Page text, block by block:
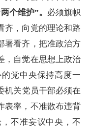
个维护”。 必须旗帜
齐，向党的理论和路
署看齐，把准政治方
，自觉在思想上政治
党中央保持高度一
机关党员干部必须在
表率，不准散布违背
不准妄议中央，不